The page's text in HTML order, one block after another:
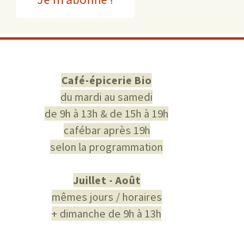
Café-épicerie Bio
du mardi au samedi
de 9h à 13h & de 15h à 19h
cafébar après 19h
selon la programmation
Juillet - Août
mêmes jours / horaires
+ dimanche de 9h à 13h